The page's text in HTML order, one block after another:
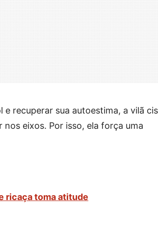
recuperar sua autoestima, a vilã
eixos. Por isso, ela força uma
ricaça toma atitude